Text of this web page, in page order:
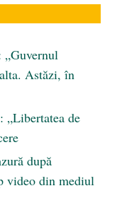
„Guvernul
Astăzi, în
de
după
video din mediul